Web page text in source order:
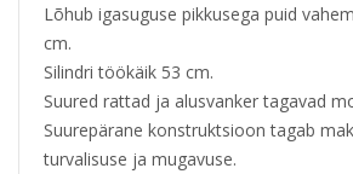
Lõhub igasuguse pikkusega puid
cm.
Silindri töökäik 53 cm.
Suured rattad ja alusvanker tagavad
Suurepärane konstruktsioon tagab
turvalisuse ja mugavuse.